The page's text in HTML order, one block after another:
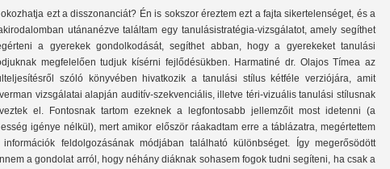
ezt a disszonanciát? Én is sokszor éreztem ezt a fajta sikertelenséget, és a
utánanézve találtam egy tanulásistratégia-vizsgálatot, amely segíthet
a gyerekek gondolkodását, segíthet abban, hogy a gyerekeket tanulási
megfelelően tudjuk kísérni fejlődésükben. Harmatiné dr. Olajos Tímea az
szóló könyvében hivatkozik a tanulási stílus kétféle verziójára, amit
vizsgálatai alapján auditív-szekvenciális, illetve téri-vizuális tanulási stílusnak
el. Fontosnak tartom ezeknek a legfontosabb jellemzőit most idetenni (a
igénye nélkül), mert amikor először ráakadtam erre a táblázatra, megértettem
információk feldolgozásának módjában található különbséget. Így megerősödött
a gondolat arról, hogy néhány diáknak sohasem fogok tudni segíteni, ha csak a